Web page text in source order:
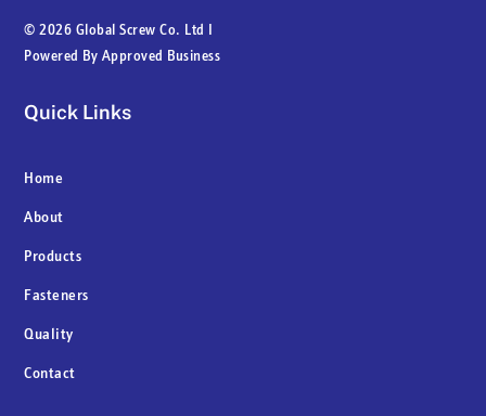
©2026 Global Screw Co. Ltd I
Powered By Approved Business
Quick Links
Home
About
Products
Fasteners
Quality
Contact